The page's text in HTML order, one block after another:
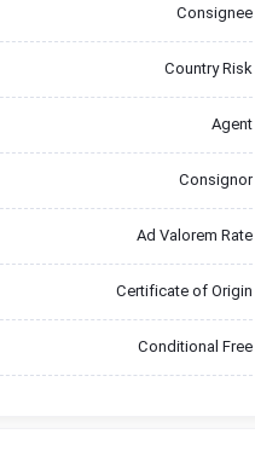
Consignee
Country Risk
Agent
Consignor
Ad Valorem Rate
Certificate of Origin
Conditional Free